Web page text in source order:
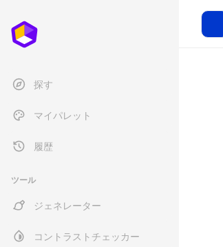
探す
マイパレット
履歴
ツール
ジェネレーター
コントラストチェッカー